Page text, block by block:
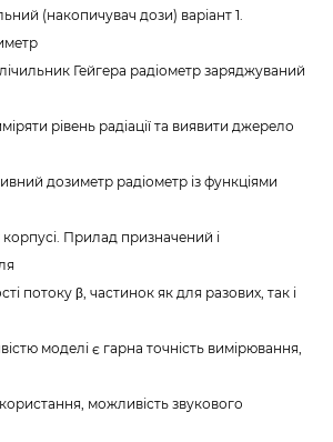
(накопичувач дози) варіант 1.
Гейгера радіометр заряджуваний
рівень радіації та виявити джерело
дозиметр радіометр із функціями
Прилад призначений і
потоку β, частинок як для разових, так і
моделі є гарна точність вимірювання,
можливість звукового